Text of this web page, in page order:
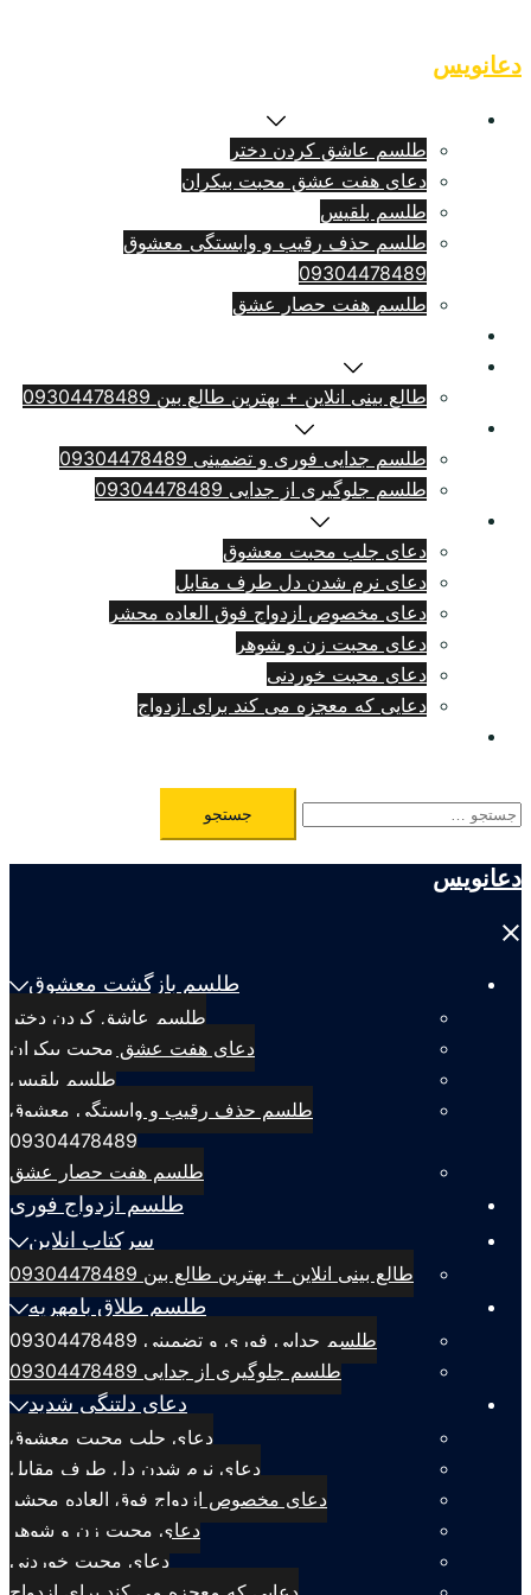
to
content
دعانویس
طلسم عاشق کردن دختر
دعای هفت عشق محبت بیکران
طلسم بلقيس
طلسم حذف رقیب و وابستگی معشوق
09304478489
طلسم هفت حصار عشق
طالع بینی انلاین + بهترین طالع بین 09304478489
طلسم جدایی فوری و تضمینی 09304478489
طلسم جلوگیری از جدایی 09304478489
دعای جلب محبت معشوق
دعای نرم شدن دل طرف مقابل
دعای مخصوص ازدواج فوق العاده محشر
دعای محبت زن و شوهر
دعای محبت خوردنی
دعایی که معجزه می کند برای ازدواج
جستجو
برای:
دعانویس
Close
طلسم بازگشت معشوق
طلسم عاشق کردن دختر
دعای هفت عشق محبت بیکران
طلسم بلقيس
طلسم حذف رقیب و وابستگی معشوق
09304478489
طلسم هفت حصار عشق
طلسم ازدواج فوری
سرکتاب انلاین
طالع بینی انلاین + بهترین طالع بین 09304478489
طلسم طلاق بامهریه
طلسم جدایی فوری و تضمینی 09304478489
طلسم جلوگیری از جدایی 09304478489
دعای دلتنگی شدید
دعای جلب محبت معشوق
دعای نرم شدن دل طرف مقابل
دعای مخصوص ازدواج فوق العاده محشر
دعای محبت زن و شوهر
دعای محبت خوردنی